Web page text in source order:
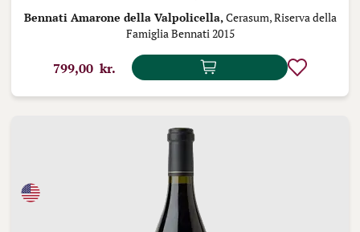
Bennati Amarone della Valpolicella,Cerasum, Riserva della
Famiglia Bennati 2015
799,00 kr.